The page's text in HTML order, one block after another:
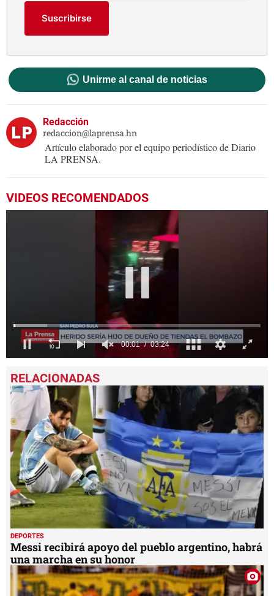
Suscribirse
Unirme al canal de noticias
Redacción
redaccion@laprensa.hn
Artículo elaborado por el equipo periodístico de Diario
LA PRENSA.
VIDEOS RECOMENDADOS
seconds
of
3
minutes,
seconds
DEPORTES
Messi recibirá apoyo del pueblo argentino, habrá
una marcha en su honor